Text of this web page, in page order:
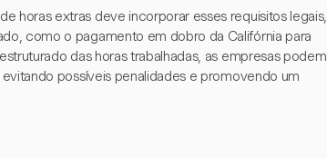
horas extras deve incorporar esses requisitos legais,
como o pagamento em dobro da Califórnia para
das horas trabalhadas, as empresas podem
possíveis penalidades e promovendo um